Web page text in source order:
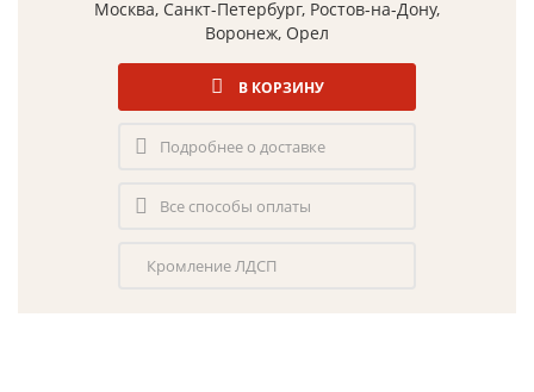
Москва, Санкт-Петербург, Ростов-на-Дону,
Воронеж, Орел
В КОРЗИНУ
Подробнее о доставке
Все способы оплаты
Кромление ЛДСП